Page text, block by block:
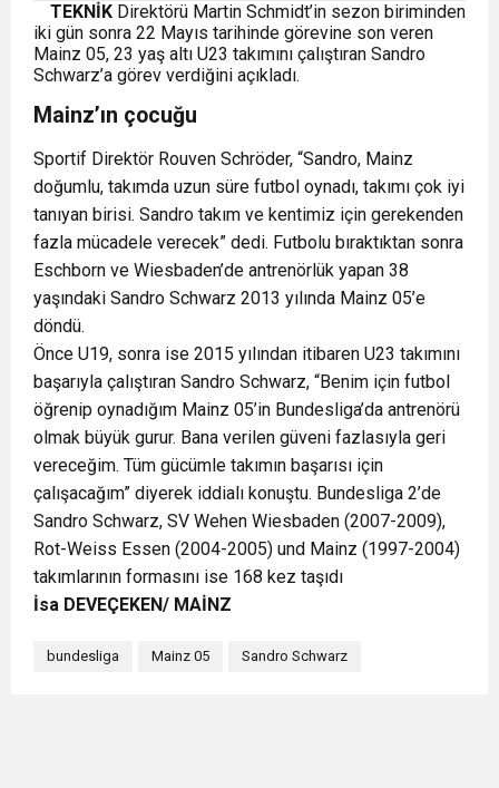
TEKNİK Direktörü Martin Schmidt’in sezon biriminden
iki gün sonra 22 Mayıs tarihinde görevine son veren
Mainz 05, 23 yaş altı U23 takımını çalıştıran Sandro
Schwarz’a görev verdiğini açıkladı.
Mainz’ın çocuğu
Sportif Direktör Rouven Schröder, “Sandro, Mainz
doğumlu, takımda uzun süre futbol oynadı, takımı çok iyi
tanıyan birisi. Sandro takım ve kentimiz için gerekenden
fazla mücadele verecek” dedi. Futbolu bıraktıktan sonra
Eschborn ve Wiesbaden’de antrenörlük yapan 38
yaşındaki Sandro Schwarz 2013 yılında Mainz 05’e
döndü.
Önce U19, sonra ise 2015 yılından itibaren U23 takımını
başarıyla çalıştıran Sandro Schwarz, “Benim için futbol
öğrenip oynadığım Mainz 05’in Bundesliga’da antrenörü
olmak büyük gurur. Bana verilen güveni fazlasıyla geri
vereceğim. Tüm gücümle takımın başarısı için
çalışacağım” diyerek iddialı konuştu. Bundesliga 2’de
Sandro Schwarz, SV Wehen Wiesbaden (2007-2009),
Rot-Weiss Essen (2004-2005) und Mainz (1997-2004)
takımlarının formasını ise 168 kez taşıdı
İsa DEVEÇEKEN/ MAİNZ
bundesliga Mainz 05 Sandro Schwarz